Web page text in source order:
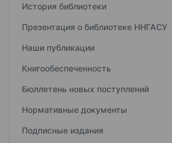
История библиотеки
Презентация о библиотеке ННГАСУ
Наши публикации
Книгообеспеченность
Бюллетень новых поступлений
Нормативные документы
Подписные издания